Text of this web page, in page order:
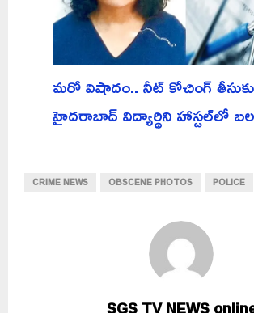
మరో విషాదం.. నీట్ కోచింగ్
హైదరాబాద్ విద్యార్థిని హాస్టల్‌లో
CRIME NEWS OBSCENE PHOTOS POLICE